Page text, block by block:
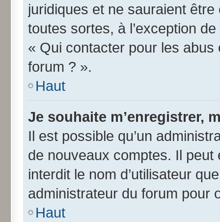
juridiques et ne sauraient
toutes sortes, à l’exception
« Qui contacter pour les
forum ? ».
Haut
Je souhaite m’enregistrer,
Il est possible qu’un
de nouveaux comptes. Il
interdit le nom d’utilisateur
administrateur du forum pour
Haut